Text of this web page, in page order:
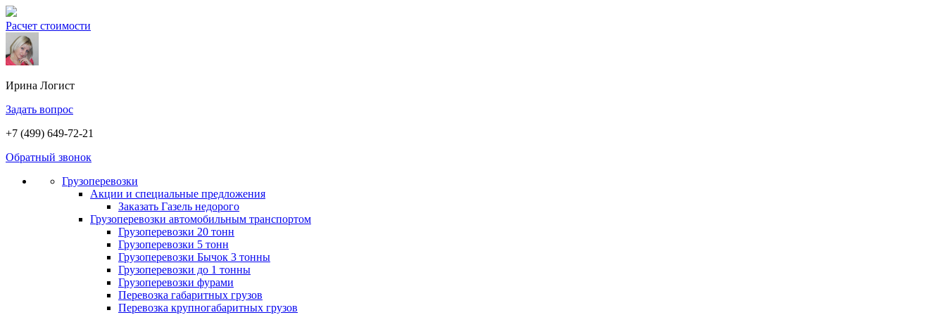
Расчет стоимости
Ирина Логист
Задать вопрос
+7 (499) 649-72-21
Обратный звонок
Грузоперевозки
Акции и специальные предложения
Заказать Газель недорого
Грузоперевозки автомобильным транспортом
Грузоперевозки 20 тонн
Грузоперевозки 5 тонн
Грузоперевозки Бычок 3 тонны
Грузоперевозки до 1 тонны
Грузоперевозки фурами
Перевозка габаритных грузов
Перевозка крупногабаритных грузов